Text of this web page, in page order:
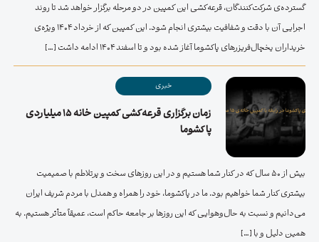
گسترده‌ی شرکت‌کنندگان، قرعه‌کشی این کمپین در دو مرحله برگزار خواهد شد تا روند
اجرایی آن با دقت و شفافیت بیشتری انجام شود. این کمپین که از خرداد 1404 ویژه‌ی
خریداران یخچال‌فریزرهای پاکشوما آغاز شده بود و تا اسفند 1404 ادامه داشت […]
خبری
زمان برگزاری قرعه‌کشی کمپین خانه ۱۵ میلیاردی
پاکشوما
بیش از 50 سال که در کنار شما هستیم و در این روزهای سخت و پرتلاطم با صمیمیت
بیشتری کنار شما خواهیم بود. ما در پاکشوما، خود را همراه و همدل با مردم شریف ایران
می‌دانیم و نسبت به حال‌وهوایی که این روزها بر جامعه حاکم است، عمیقاً متأثر هستیم. به
همین دلیل و با […]